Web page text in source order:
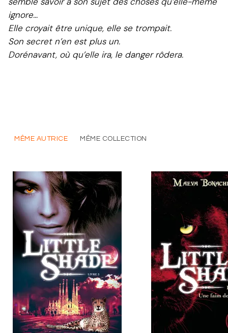
ignore…
Elle croyait être unique, elle se trompait.
Son secret n’en est plus un.
Dorénavant, où qu’elle ira, le danger rôdera.
MÊME AUTRICE MÊME COLLECTION